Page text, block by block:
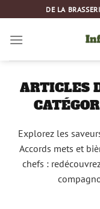
au
contenu
DE LA
Explorez les
Accords mets et
chefs :